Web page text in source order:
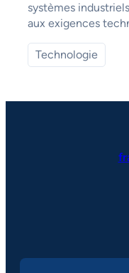
systèmes
aux exigences
Technologie